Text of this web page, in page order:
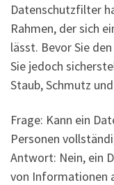
Datenschutzfilter
Rahmen, der sich
lässt. Bevor Sie
Sie jedoch
Staub, Schmutz
Frage: Kann ein
Personen
Antwort: Nein, ein
von Informationen